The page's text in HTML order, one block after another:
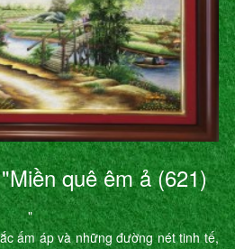
quê êm ả (621)
"
ấm áp và những đường nét tinh tế,